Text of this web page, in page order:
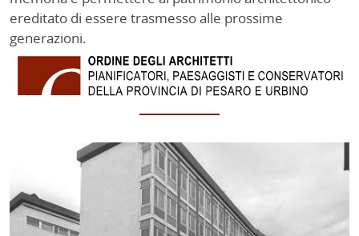
ereditato di essere trasmesso alle prossime
generazioni.